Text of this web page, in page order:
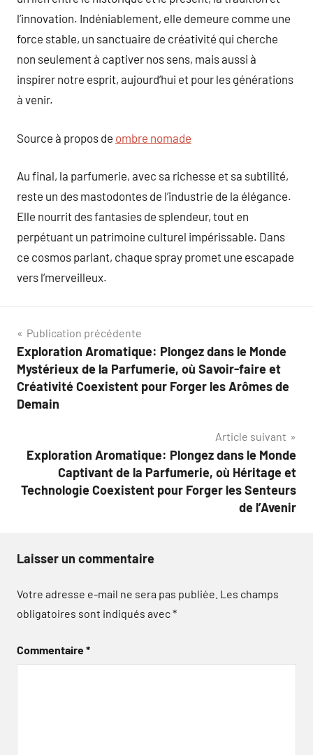
l’innovation. Indéniablement, elle demeure comme une
force stable, un sanctuaire de créativité qui cherche
non seulement à captiver nos sens, mais aussi à
inspirer notre esprit, aujourd’hui et pour les générations
à venir.
Source à propos de ombre nomade
Au final, la parfumerie, avec sa richesse et sa subtilité,
reste un des mastodontes de l’industrie de la élégance.
Elle nourrit des fantasies de splendeur, tout en
perpétuant un patrimoine culturel impérissable. Dans
ce cosmos parlant, chaque spray promet une escapade
vers l’merveilleux.
Navigation
de
l’article
Publication précédente
Exploration Aromatique: Plongez dans le Monde
Mystérieux de la Parfumerie, où Savoir-faire et
Créativité Coexistent pour Forger les Arômes de
Demain
Article suivant
Exploration Aromatique: Plongez dans le Monde
Captivant de la Parfumerie, où Héritage et
Technologie Coexistent pour Forger les Senteurs
de l’Avenir
Laisser un commentaire
Votre adresse e-mail ne sera pas publiée. Les champs
obligatoires sont indiqués avec*
Commentaire*